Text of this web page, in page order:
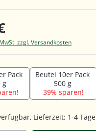
zzgl. Versandkosten
Pack
g
Beutel 10er Pack
500 g
39% sparen!
Lieferzeit: 1-4 Tage